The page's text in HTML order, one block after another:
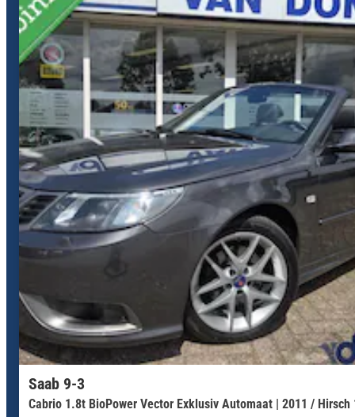
Saab 9-3
Cabrio 1.8t BioPower Vector Exklusiv Automaat | 2011 / Hirsch